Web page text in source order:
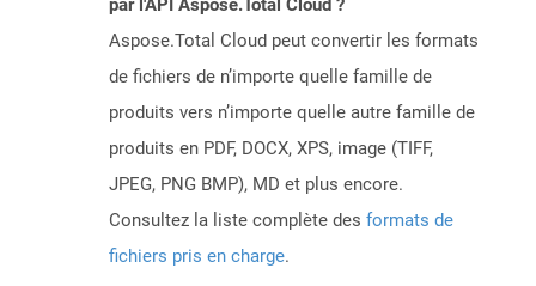
par l'API Aspose.Total Cloud ?
Aspose.Total Cloud peut convertir les formats
de fichiers de n’importe quelle famille de
produits vers n’importe quelle autre famille de
produits en PDF, DOCX, XPS, image (TIFF,
JPEG, PNG BMP), MD et plus encore.
Consultez la liste complète des formats de
fichiers pris en charge.